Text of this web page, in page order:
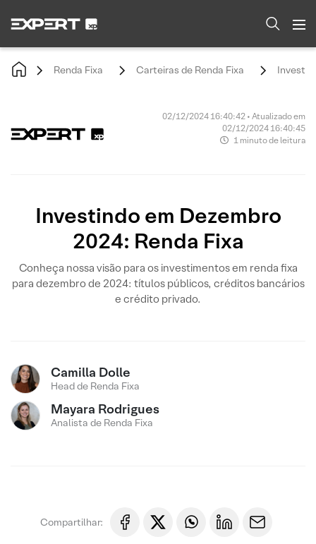
Renda Fixa Carteiras de Renda Fixa
02/12/2024 16:40:42 • Atualizado em
02/12/2024 16:40:45
1 minuto de leitura
Investindo em Dezembro
2024: Renda Fixa
Conheça nossa visão para os investimentos em renda fixa
para dezembro de 2024: títulos públicos, créditos bancários
e crédito privado.
Camilla Dolle
Head de Renda Fixa
Mayara Rodrigues
Analista de Renda Fixa
Compartilhar: